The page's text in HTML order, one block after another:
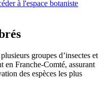
à l'espace botaniste
groupes d’insectes et
en Franche-Comté, assurant
des espèces les plus